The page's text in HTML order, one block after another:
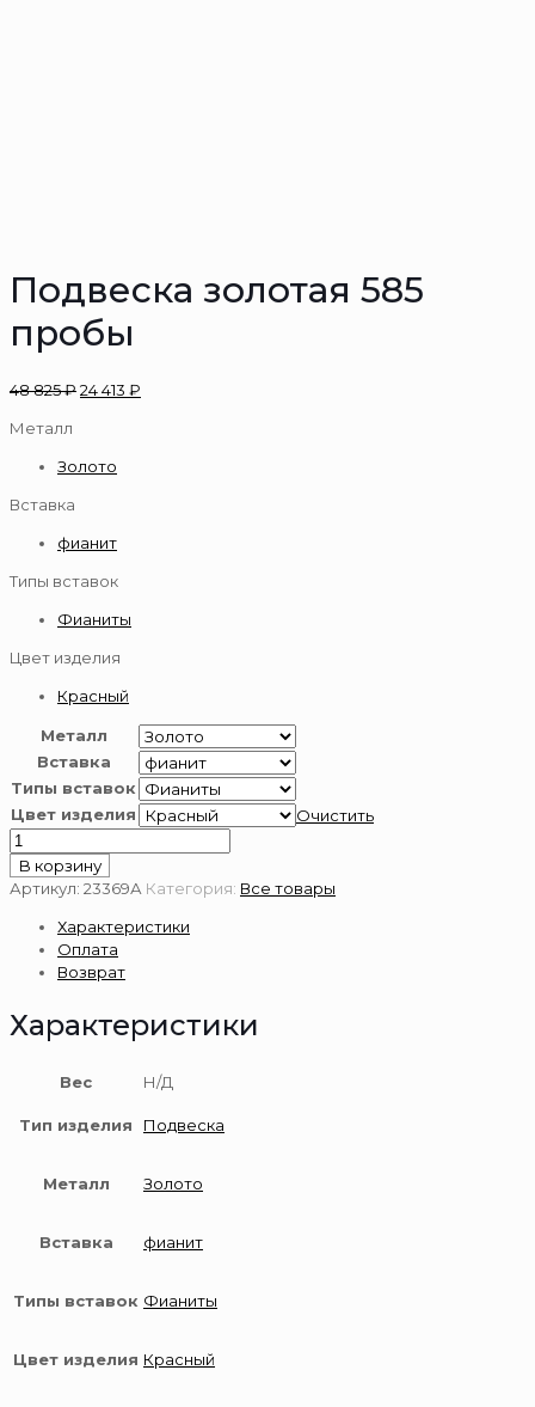
Подвеска золотая 585
пробы
48 825₽24 413 ₽
Металл
Золото
Вставка
фианит
Типы вставок
Фианиты
Цвет изделия
Красный
Металл
Вставка
Типы вставок
Цвет изделия
Очистить
Количество
товара
Подвеска
пробы
В корзину
Артикул: 23369А Категория: Все товары
Характеристики
Оплата
Возврат
Характеристики
Вес Н/Д
Тип изделия Подвеска
Металл Золото
Вставка фианит
Типы вставок Фианиты
Цвет изделия Красный